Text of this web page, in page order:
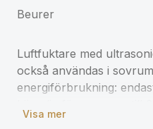
Beurer
Luftfuktare med
också användas i
energiförbrukning:
Luftfuktar upp till 300 ml
Visa mer